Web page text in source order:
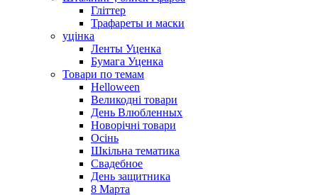
Гліттер
Трафареты и маски
уцінка
Ленты Уценка
Бумага Уценка
Товари по темам
Helloween
Великодні товари
День Влюбленных
Новорічні товари
Осінь
Шкільна тематика
Свадебное
День защитника
8 Марта